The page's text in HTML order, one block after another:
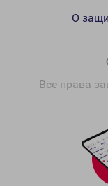
Все права
О